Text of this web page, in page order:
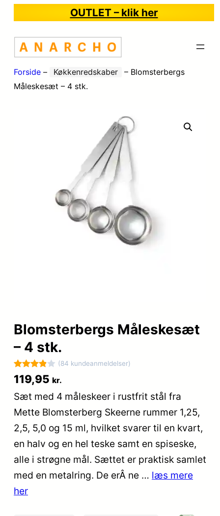
OUTLET – klik her
Forside – Køkkenredskaber – Blomsterbergs
Måleskesæt – 4 stk.
Blomsterbergs Måleskesæt
– 4 stk.
Bedømt
som
ud af 5
baseret
på
84
ømmels
er
(84 kundeanmeldelser)
119,95 kr.
Sæt med 4 måleskeer i rustfrit stål fra
Mette Blomsterberg Skeerne rummer 1,25,
2,5, 5,0 og 15 ml, hvilket svarer til en kvart,
en halv og en hel teske samt en spiseske,
alle i strøgne mål. Sættet er praktisk samlet
med en metalring. De erÂ ne … læs mere
her